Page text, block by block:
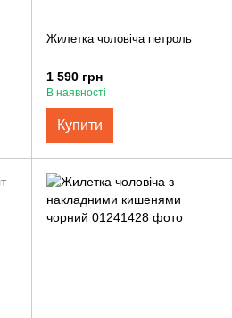
Жилетка чоловіча петроль
1 590 грн
В наявності
Купити